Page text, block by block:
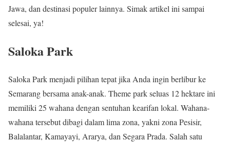
Jawa, dan destinasi populer lainnya. Simak artikel ini sampai
selesai, ya!
Saloka Park
Saloka Park menjadi pilihan tepat jika Anda ingin berlibur ke
Semarang bersama anak-anak. Theme park seluas 12 hektare ini
memiliki 25 wahana dengan sentuhan kearifan lokal. Wahana-
wahana tersebut dibagi dalam lima zona, yakni zona Pesisir,
Balalantar, Kamayayi, Ararya, dan Segara Prada. Salah satu